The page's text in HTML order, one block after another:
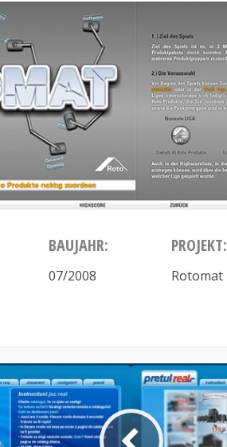
BAUJAHR:
07/2008
PROJEKT:
Rotomat